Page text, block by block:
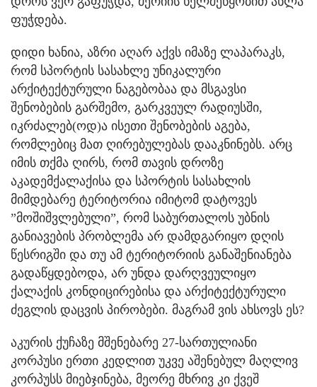
ფუჭდება.
დიდი ხანია, აზრი აღარ აქვს იმაზე ლაპარაკს,
რომ სპორტის სასახლე უნიკალური
არქიტექტურული ნაგებობაა და მსგავსი
შენობების გარშემო, გარკვეულ რადიუსში,
იკრძალებ(ოდ)ა ისეთი შენობების აგება,
რომლებიც მათ ღირებულებას დააკნინებს. არც
იმის თქმა ღირს, რომ თავის დროზე
აკადემქალაქისა და სპორტის სასახლის
მიმდებარე ტერიტორია იმიტომ დატოვეს
”მოშიშვლებული”, რომ საბურთალოს უბნის
განიავების პრობლემა არ დამდგარიყო დღის
წესრიგში და თუ ამ ტერიტორიის განაშენიანება
გადაწყდებოდა, არ უნდა დარღვეულიყო
ქალაქის კონდიცირებისა და არქიტექტურული
ძეგლის დაცვის პირობები. მაგრამ ვის ახსოვს ეს?
აკურის ქუჩაზე მშენებარე 27-სართულიანი
კორპუსი ერთი კედლით უკვე აშენებულ მაღლივ
კორპუსს მიებჯინება, მეორე მხრივ კი ქვეშ